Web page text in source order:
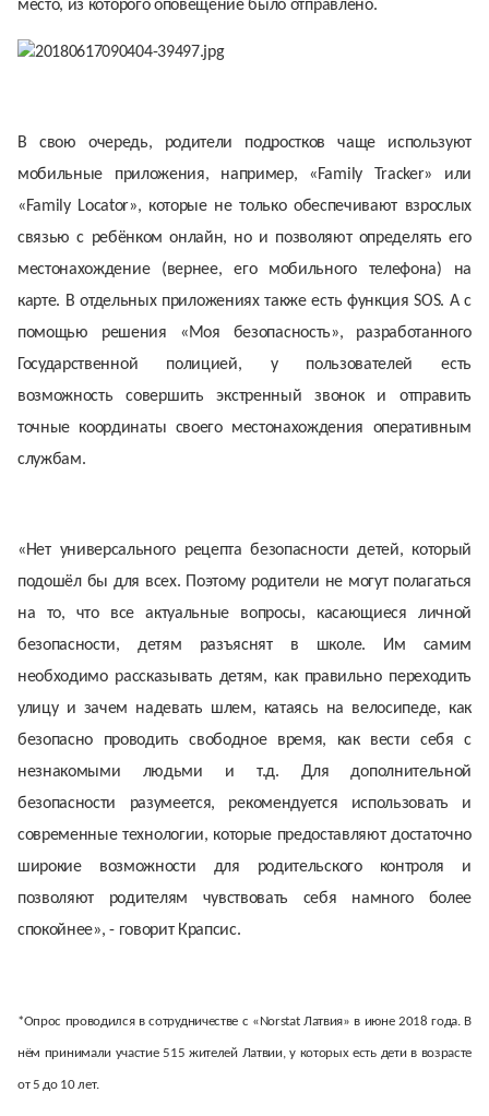
место, из которого оповещение было отправлено.
В свою очередь, родители подростков чаще используют
мобильные приложения, например, «Family Tracker» или
«Family Locator», которые не только обеспечивают взрослых
связью с ребёнком онлайн, но и позволяют определять его
местонахождение (вернее, его мобильного телефона) на
карте. В отдельных приложениях также есть функция SOS. А с
помощью решения «Моя безопасность», разработанного
Государственной полицией, у пользователей есть
возможность совершить экстренный звонок и отправить
точные координаты своего местонахождения оперативным
службам.
«Нет универсального рецепта безопасности детей, который
подошёл бы для всех. Поэтому родители не могут полагаться
на то, что все актуальные вопросы, касающиеся личной
безопасности, детям разъяснят в школе. Им самим
необходимо рассказывать детям, как правильно переходить
улицу и зачем надевать шлем, катаясь на велосипеде, как
безопасно проводить свободное время, как вести себя с
незнакомыми людьми и т.д. Для дополнительной
безопасности разумеется, рекомендуется использовать и
современные технологии, которые предоставляют достаточно
широкие возможности для родительского контроля и
позволяют родителям чувствовать себя намного более
спокойнее», - говорит Крапсис.
*Опрос проводился в сотрудничестве с «Norstat Латвия» в июне 2018 года. В
нём принимали участие 515 жителей Латвии, у которых есть дети в возрасте
от 5 до 10 лет.